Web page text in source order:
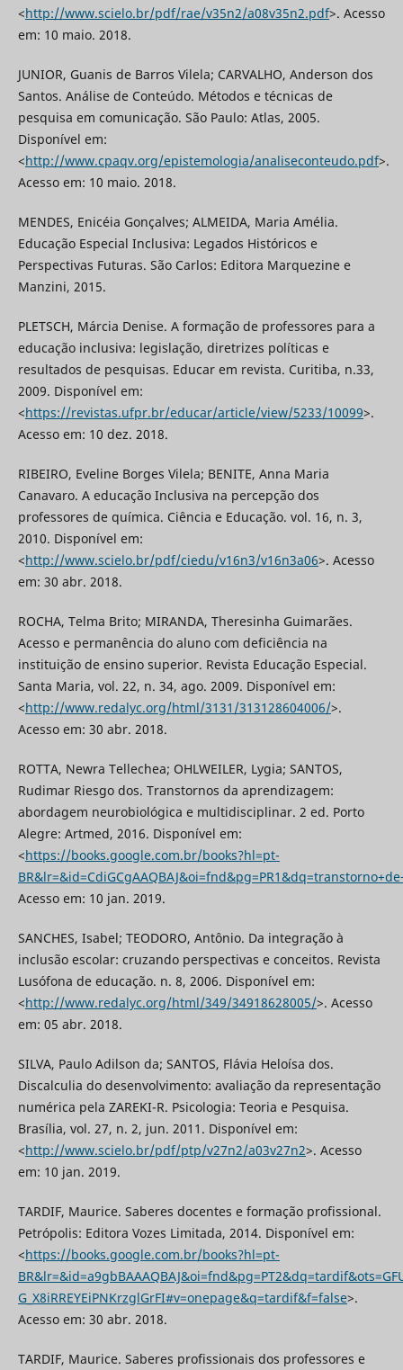
<http://www.scielo.br/pdf/rae/v35n2/a08v35n2.pdf>. Acesso
em: 10 maio. 2018.
JUNIOR, Guanis de Barros Vilela; CARVALHO, Anderson dos
Santos. Análise de Conteúdo. Métodos e técnicas de
pesquisa em comunicação. São Paulo: Atlas, 2005.
Disponível em:
<http://www.cpaqv.org/epistemologia/analiseconteudo.pdf>.
Acesso em: 10 maio. 2018.
MENDES, Enicéia Gonçalves; ALMEIDA, Maria Amélia.
Educação Especial Inclusiva: Legados Históricos e
Perspectivas Futuras. São Carlos: Editora Marquezine e
Manzini, 2015.
PLETSCH, Márcia Denise. A formação de professores para a
educação inclusiva: legislação, diretrizes políticas e
resultados de pesquisas. Educar em revista. Curitiba, n.33,
2009. Disponível em:
<https://revistas.ufpr.br/educar/article/view/5233/10099>.
Acesso em: 10 dez. 2018.
RIBEIRO, Eveline Borges Vilela; BENITE, Anna Maria
Canavaro. A educação Inclusiva na percepção dos
professores de química. Ciência e Educação. vol. 16, n. 3,
2010. Disponível em:
<http://www.scielo.br/pdf/ciedu/v16n3/v16n3a06>. Acesso
em: 30 abr. 2018.
ROCHA, Telma Brito; MIRANDA, Theresinha Guimarães.
Acesso e permanência do aluno com deficiência na
instituição de ensino superior. Revista Educação Especial.
Santa Maria, vol. 22, n. 34, ago. 2009. Disponível em:
<http://www.redalyc.org/html/3131/313128604006/>.
Acesso em: 30 abr. 2018.
ROTTA, Newra Tellechea; OHLWEILER, Lygia; SANTOS,
Rudimar Riesgo dos. Transtornos da aprendizagem:
abordagem neurobiológica e multidisciplinar. 2 ed. Porto
Alegre: Artmed, 2016. Disponível em:
<https://books.google.com.br/books?hl=pt-
Acesso em: 10 jan. 2019.
SANCHES, Isabel; TEODORO, Antônio. Da integração à
inclusão escolar: cruzando perspectivas e conceitos. Revista
Lusófona de educação. n. 8, 2006. Disponível em:
<http://www.redalyc.org/html/349/34918628005/>. Acesso
em: 05 abr. 2018.
SILVA, Paulo Adilson da; SANTOS, Flávia Heloísa dos.
Discalculia do desenvolvimento: avaliação da representação
numérica pela ZAREKI-R. Psicologia: Teoria e Pesquisa.
Brasília, vol. 27, n. 2, jun. 2011. Disponível em:
<http://www.scielo.br/pdf/ptp/v27n2/a03v27n2>. Acesso
em: 10 jan. 2019.
TARDIF, Maurice. Saberes docentes e formação profissional.
Petrópolis: Editora Vozes Limitada, 2014. Disponível em:
<https://books.google.com.br/books?hl=pt-
G_X8iRREYEiPNKrzglGrFI#v=onepage&q=tardif&f=false>.
Acesso em: 30 abr. 2018.
TARDIF, Maurice. Saberes profissionais dos professores e